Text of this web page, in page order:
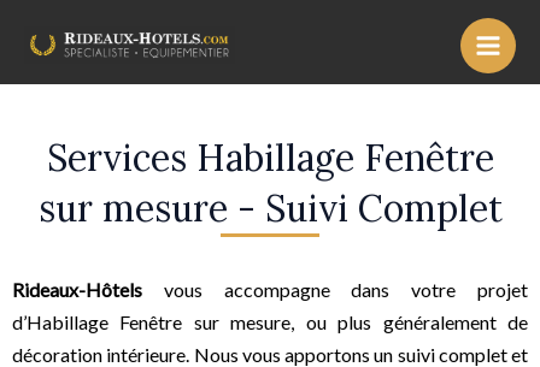
content
Main
Services Habillage Fenêtre
sur mesure - Suivi Complet
Rideaux-Hôtels vous accompagne dans votre projet
d’Habillage Fenêtre sur mesure, ou plus généralement de
décoration intérieure. Nous vous apportons un suivi complet et